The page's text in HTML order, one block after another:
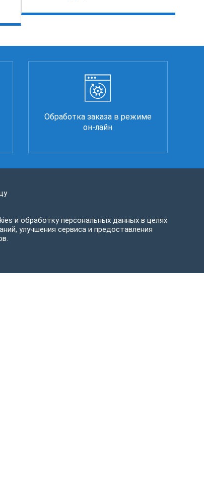
Обработка заказа в режиме
он-лайн
и обработку персональных данных в целях
улучшения сервиса и предоставления